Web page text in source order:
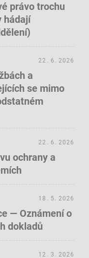
právo trochu
hádají
a
se mimo
22. 6. 2026
ochrany a
22. 6. 2026
— Oznámení o
dokladů
18. 5. 2026
12. 3. 2026